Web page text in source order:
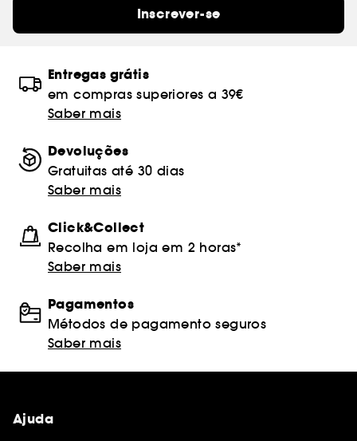
Inscrever-se
Entregas grátis
em compras superiores a 39€
Saber mais
Devoluções
Gratuitas até 30 dias
Saber mais
Click&Collect
Recolha em loja em 2 horas*
Saber mais
Pagamentos
Métodos de pagamento seguros
Saber mais
Ajuda